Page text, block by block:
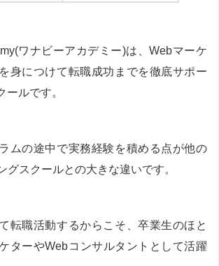
ワナビーアカデミー)は、Webマーケ
身につけて転職成功までを徹底サポー
ールです。
ムの途中で実務経験を積める点が他の
グスクールとの大きな違いです。
転職活動するからこそ、卒業生のほと
ターやWebコンサルタントとして活躍